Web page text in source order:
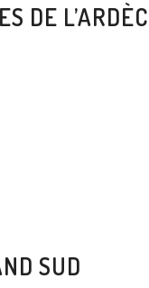
DE
SUD